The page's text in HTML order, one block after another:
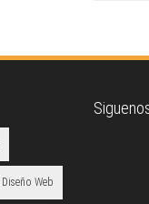
Diseño Web